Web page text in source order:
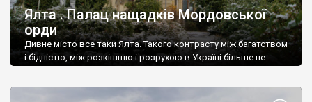
Ялта . Палац нащадків Мордовської
орди
Дивне місто все таки Ялта. Такого контрасту між багатством
і бідністю, між розкішшю і розрухою в Україні більше не